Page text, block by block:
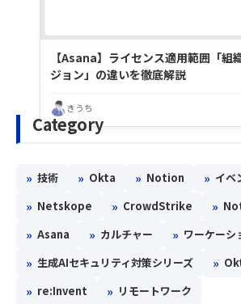
【Asana】ライセンス適用範囲「組
ジョン」の違いを徹底解説
きうち
Category
» 技術 » Okta » Notion » イベ
» Netskope » CrowdStrike »
» Asana » カルチャー » ワーケーシ
» 生成AIセキュリティ対策シリーズ »
» re:Invent » リモートワーク